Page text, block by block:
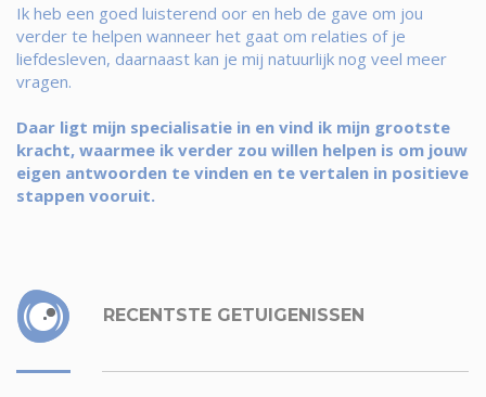
Ik heb een goed luisterend oor en heb de gave om jou
verder te helpen wanneer het gaat om relaties of je
liefdesleven, daarnaast kan je mij natuurlijk nog veel meer
vragen.
Daar ligt mijn specialisatie in en vind ik mijn grootste
kracht, waarmee ik verder zou willen helpen is om jouw
eigen antwoorden te vinden en te vertalen in positieve
stappen vooruit.
RECENTSTE GETUIGENISSEN